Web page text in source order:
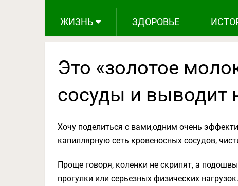
ЖИЗНЬ ЗДОРОВЬЕ
Это «золотое
сосуды и выводит
Хочу поделиться с вами,одним очень
капиллярную сеть кровеносных сосудов,
Проще говоря, коленки не скрипят, а
прогулки или серьезных физических нагрузок.